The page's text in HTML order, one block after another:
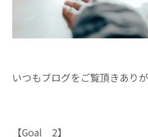
いつもブログをご覧頂きあり
【Goal 2】